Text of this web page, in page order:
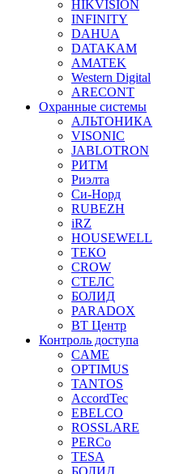
HIKVISION
INFINITY
DAHUA
DATAKAM
AMATEK
Western Digital
ARECONT
Охранные системы
АЛЬТОНИКА
VISONIC
JABLOTRON
РИТМ
Риэлта
Си-Норд
RUBEZH
iRZ
HOUSEWELL
ТЕКО
CROW
СТЕЛС
БОЛИД
PARADOX
ВТ Центр
Контроль доступа
CAME
OPTIMUS
TANTOS
AccordTec
EBELCO
ROSSLARE
PERCo
TESA
БОЛИД